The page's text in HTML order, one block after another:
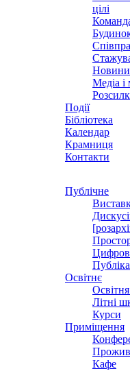
цілі
Новини
Медіа і
Події
Бібліотека
Календар
Крамниця
Контакти
Публічне
Освітнє
Літні
Курси
Приміщення
Кафе